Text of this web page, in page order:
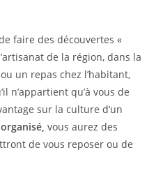
faire des découvertes «
de la région, dans la
un repas chez l’habitant,
n’appartient qu’à vous de
sur la culture d’un
vous aurez des
de vous reposer ou de